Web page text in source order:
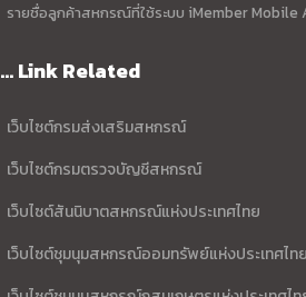
รายชื่อลูกค้าสหกรณ์ที่ใช้ระบบ iMember
... Link Related
เว็บไซต์กรมส่งเสริมสหกรณ์
เว็บไซต์กรมตรวจบัญชีสหกรณ์
เว็บไซต์สันนิบาตสหกรณ์แห่งประเทศไทย
เว็บไซต์ชุมนุมสหกรณ์ออมทรัพย์แห่งประเทศไทย